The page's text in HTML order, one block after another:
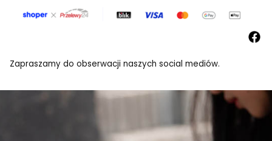
Zapraszamy do obserwacji naszych social mediów.